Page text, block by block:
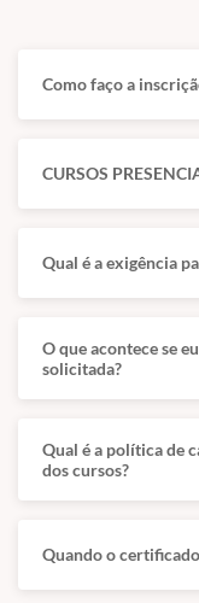
terapêuticas da
Profª Leticia
Conceição
Dias
Médica veterinária
Como faço a
CURSOS
Qual é a exigência
O que acontece se
solicitada?
Qual é a política de
dos cursos?
Quando o